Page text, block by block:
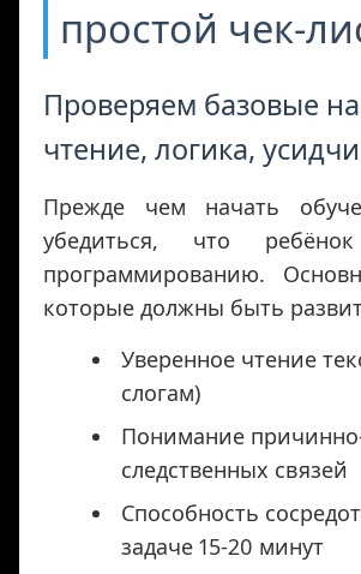
простой чек-
Проверяем базовые
чтение, логика,
Прежде чем начать
убедиться, что
программированию.
которые должны быть
Уверенное чтение
слогам)
Понимание
следственных связей
Способность
задаче 15-20 минут